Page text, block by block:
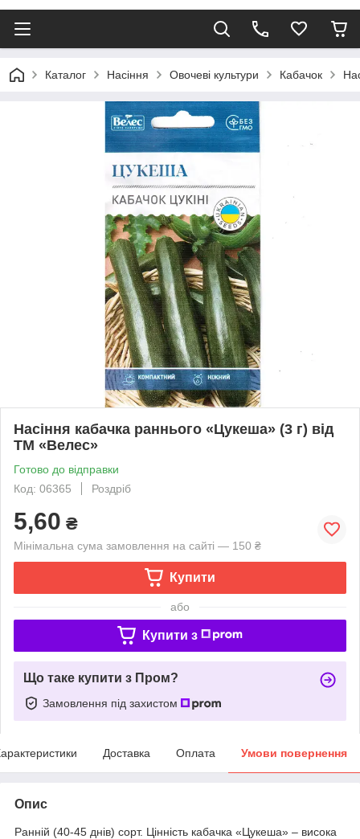
Каталог Насіння Овочеві культури Кабачок
Насіння кабачка раннього «Цукеша» (3 г) від
ТМ «Велес»
Готово до відправки
Код: 06365
Роздріб
5,60 ₴
Мінімальна сума замовлення на сайті — 150 ₴
Купити
або
Купити з
Що таке купити з Пром?
Замовлення під захистом
Доставка Оплата Умови повернення
Опис
Ранній (40-45 днів) сорт. Цінність кабачка «Цукеша» – висока